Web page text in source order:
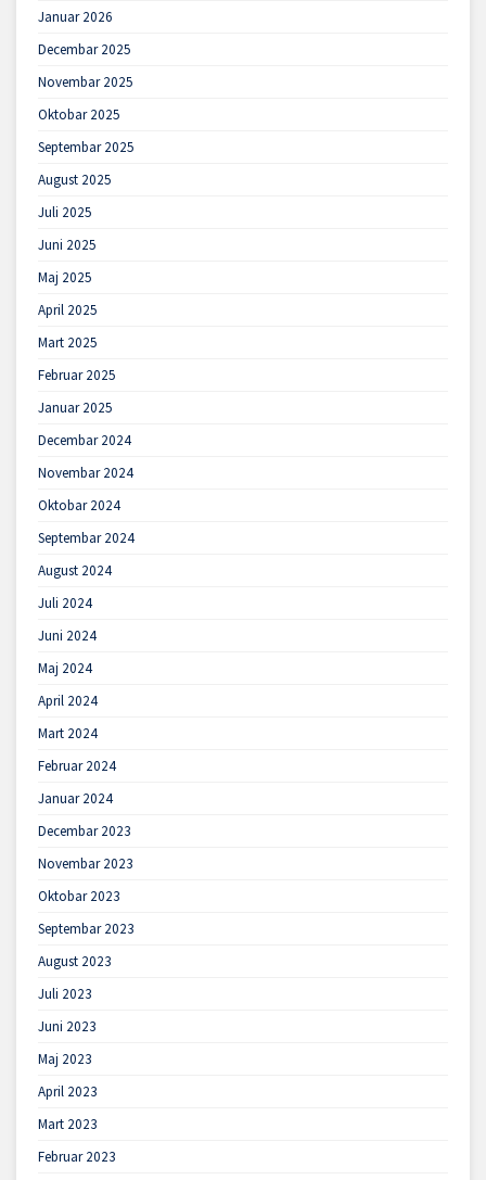
Januar 2026
Decembar 2025
Novembar 2025
Oktobar 2025
Septembar 2025
August 2025
Juli 2025
Juni 2025
Maj 2025
April 2025
Mart 2025
Februar 2025
Januar 2025
Decembar 2024
Novembar 2024
Oktobar 2024
Septembar 2024
August 2024
Juli 2024
Juni 2024
Maj 2024
April 2024
Mart 2024
Februar 2024
Januar 2024
Decembar 2023
Novembar 2023
Oktobar 2023
Septembar 2023
August 2023
Juli 2023
Juni 2023
Maj 2023
April 2023
Mart 2023
Februar 2023